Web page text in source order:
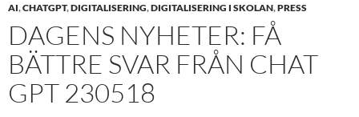
AI,CHATGPT,DIGITALISERING,DIGITALISERING I SKOLAN,PRESS
DAGENS NYHETER: FÅ
BÄTTRE SVAR FRÅN CHAT
GPT 230518